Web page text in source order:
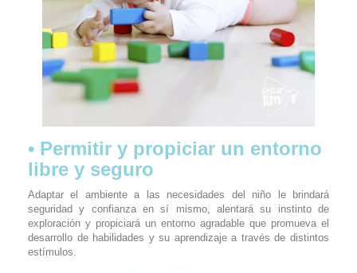
• Permitir y propiciar un entorno
libre y seguro
Adaptar el ambiente a las necesidades del niño le brindará
seguridad y confianza en sí mismo, alentará su instinto de
exploración y propiciará un entorno agradable que promueva el
desarrollo de habilidades y su aprendizaje a través de distintos
estímulos.